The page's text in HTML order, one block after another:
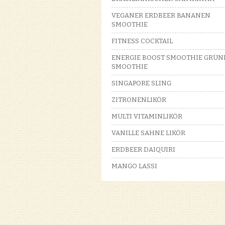
VEGANER ERDBEER BANANEN
SMOOTHIE
FITNESS COCKTAIL
ENERGIE BOOST SMOOTHIE
SMOOTHIE
SINGAPORE SLING
ZITRONENLIKÖR
MULTI VITAMINLIKÖR
VANILLE SAHNE LIKÖR
ERDBEER DAIQUIRI
MANGO LASSI